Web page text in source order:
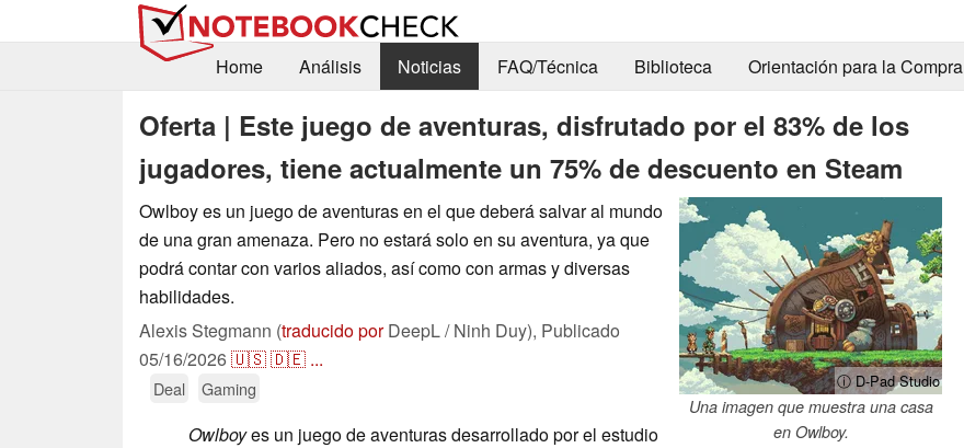
Home
Análisis Noticias FAQ/Técnica Biblioteca Orientación para la Compra
Oferta | Este juego de aventuras, disfrutado por el 83% de los
jugadores, tiene actualmente un 75% de descuento en Steam
ⓘ D-Pad Studio
Una imagen que muestra una casa
en Owlboy.
Owlboy es un juego de aventuras en el que deberá salvar al mundo
de una gran amenaza. Pero no estará solo en su aventura, ya que
podrá contar con varios aliados, así como con armas y diversas
habilidades.
Alexis Stegmann (traducido porDeepL / Ninh Duy), Publicado
05/16/2026🇺🇸🇩🇪 ...
Deal Gaming
Owlboyes un juego de aventuras desarrollado por el estudio